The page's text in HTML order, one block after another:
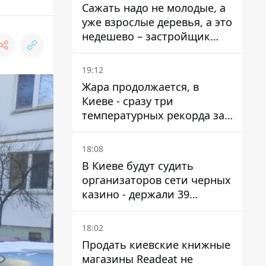
Сажать надо не молодые, а
уже взрослые деревья, а это
недешево – застройщик
Никонов
19:12
Жара продолжается, в
Киеве - сразу три
температурных рекорда за
день
18:08
В Киеве будут судить
организаторов сети черных
казино - держали 39
заведений
18:02
Продать киевские книжные
магазины Readeat не